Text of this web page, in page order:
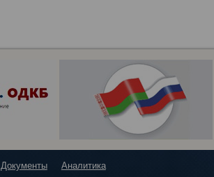
Документы
Аналитика